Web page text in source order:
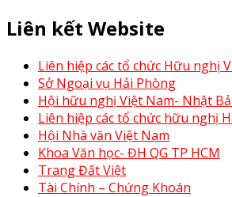
Liên kết Website
Liên hiệp các tổ chức Hữu nghị
Sở Ngoại vụ Hải Phòng
Hội hữu nghị Việt Nam- Nhật
Liên hiệp các tổ chức hữu nghị
Hội Nhà văn Việt Nam
Khoa Văn học- ĐH QG TP HCM
Trang Đất Việt
Tài Chính – Chứng Khoán